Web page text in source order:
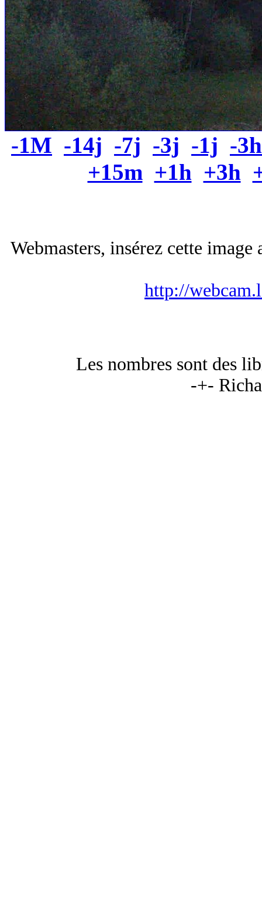
-1M -14j -7j -3j -1j -3h
+15m +1h +3h
Webmasters, insérez cette
http://
Les nombres sont des
-+-